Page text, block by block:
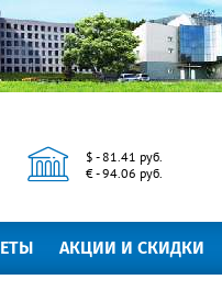
$ - 81.41 руб.
€ - 94.06 руб.
АКЦИИ И СКИДКИ